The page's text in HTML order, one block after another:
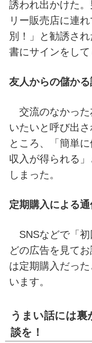
誘われ出かけた
リー販売店に連
別！」と勧誘さ
書にサインをして
友人からの儲かる
交流のなかった
いたいと呼び出
ところ、「簡単
収入が得られる
しまった。
定期購入による
SNSなどで「初
どの広告を見て
は定期購入だっ
います。
うまい話には裏
談を！